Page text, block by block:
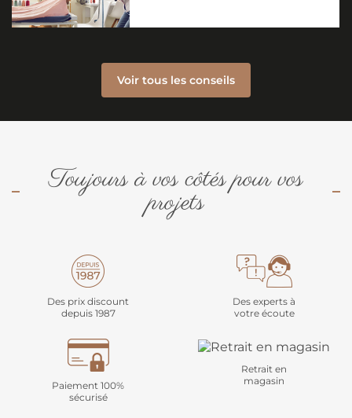
Voir tous les conseils
Toujours à vos côtés pour vos
projets
Des prix discount
depuis 1987
Des experts à
votre écoute
Paiement 100%
sécurisé
Retrait en
magasin